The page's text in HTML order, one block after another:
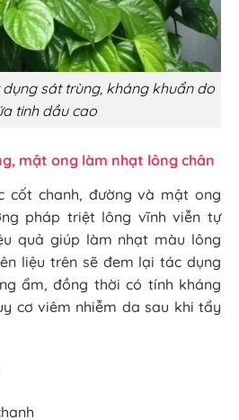
sát trùng, kháng khuẩn do
tinh dầu cao
mật ong làm nhạt lông chân
cốt chanh, đường và mật ong
pháp triệt lông vĩnh viễn tự
quả giúp làm nhạt màu lông
liệu trên sẽ đem lại tác dụng
ẩm, đồng thời có tính kháng
cơ viêm nhiễm da sau khi tẩy